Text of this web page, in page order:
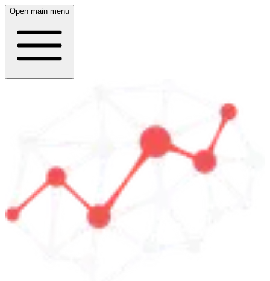
Open main menu